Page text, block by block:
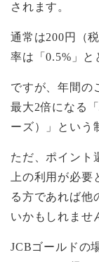
されます。
通常は200円（
率は「0.5%」と
ですが、年間の
最大2倍になる
ーズ）」という
ただ、ポイント
上の利用が必
る方であれば他
いかもしれませ
JCBゴールドの